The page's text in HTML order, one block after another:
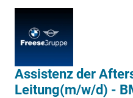
Assistenz der
Leitung(m/w/d) -